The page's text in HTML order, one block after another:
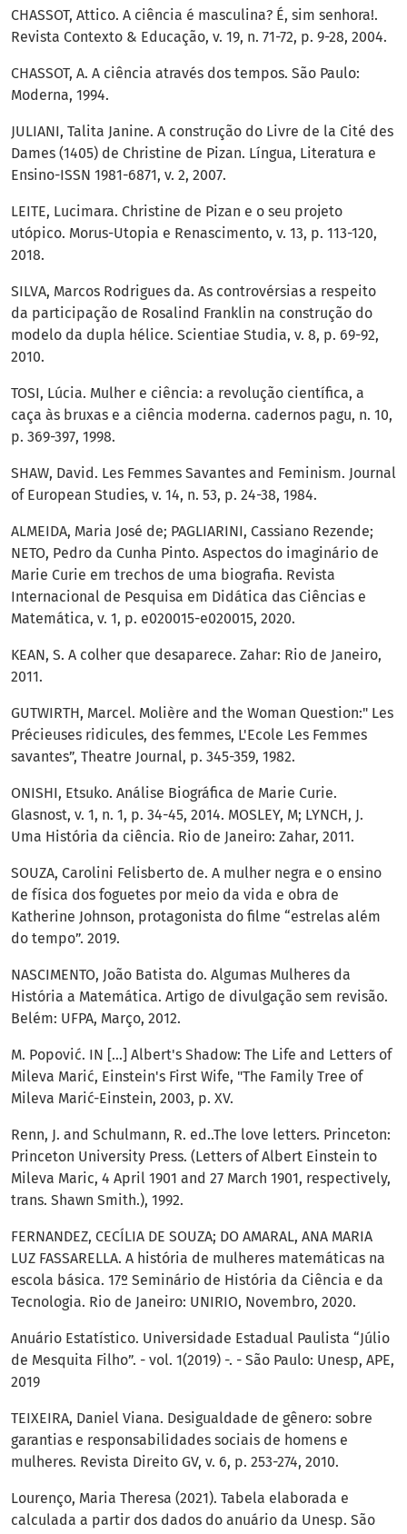
CHASSOT, Attico. A ciência é masculina? É, sim senhora!.
Revista Contexto & Educação, v. 19, n. 71-72, p. 9-28, 2004.
CHASSOT, A. A ciência através dos tempos. São Paulo:
Moderna, 1994.
JULIANI, Talita Janine. A construção do Livre de la Cité des
Dames (1405) de Christine de Pizan. Língua, Literatura e
Ensino-ISSN 1981-6871, v. 2, 2007.
LEITE, Lucimara. Christine de Pizan e o seu projeto
utópico. Morus-Utopia e Renascimento, v. 13, p. 113-120,
2018.
SILVA, Marcos Rodrigues da. As controvérsias a respeito
da participação de Rosalind Franklin na construção do
modelo da dupla hélice. Scientiae Studia, v. 8, p. 69-92,
2010.
TOSI, Lúcia. Mulher e ciência: a revolução científica, a
caça às bruxas e a ciência moderna. cadernos pagu, n. 10,
p. 369-397, 1998.
SHAW, David. Les Femmes Savantes and Feminism. Journal
of European Studies, v. 14, n. 53, p. 24-38, 1984.
ALMEIDA, Maria José de; PAGLIARINI, Cassiano Rezende;
NETO, Pedro da Cunha Pinto. Aspectos do imaginário de
Marie Curie em trechos de uma biografia. Revista
Internacional de Pesquisa em Didática das Ciências e
Matemática, v. 1, p. e020015-e020015, 2020.
KEAN, S. A colher que desaparece. Zahar: Rio de Janeiro,
2011.
GUTWIRTH, Marcel. Molière and the Woman Question:" Les
Précieuses ridicules, des femmes, L'Ecole Les Femmes
savantes”, Theatre Journal, p. 345-359, 1982.
ONISHI, Etsuko. Análise Biográfica de Marie Curie.
Glasnost, v. 1, n. 1, p. 34-45, 2014. MOSLEY, M; LYNCH, J.
Uma História da ciência. Rio de Janeiro: Zahar, 2011.
SOUZA, Carolini Felisberto de. A mulher negra e o ensino
de física dos foguetes por meio da vida e obra de
Katherine Johnson, protagonista do filme “estrelas além
do tempo”. 2019.
NASCIMENTO, João Batista do. Algumas Mulheres da
História a Matemática. Artigo de divulgação sem revisão.
Belém: UFPA, Março, 2012.
M. Popović. IN […] Albert's Shadow: The Life and Letters of
Mileva Marić, Einstein's First Wife, "The Family Tree of
Mileva Marić-Einstein, 2003, p. XV.
Renn, J. and Schulmann, R. ed..The love letters. Princeton:
Princeton University Press. (Letters of Albert Einstein to
Mileva Maric, 4 April 1901 and 27 March 1901, respectively,
trans. Shawn Smith.), 1992.
FERNANDEZ, CECÍLIA DE SOUZA; DO AMARAL, ANA MARIA
LUZ FASSARELLA. A história de mulheres matemáticas na
escola básica. 17º Seminário de História da Ciência e da
Tecnologia. Rio de Janeiro: UNIRIO, Novembro, 2020.
Anuário Estatístico. Universidade Estadual Paulista “Júlio
de Mesquita Filho”. - vol. 1(2019) -. - São Paulo: Unesp, APE,
2019
TEIXEIRA, Daniel Viana. Desigualdade de gênero: sobre
garantias e responsabilidades sociais de homens e
mulheres. Revista Direito GV, v. 6, p. 253-274, 2010.
Lourenço, Maria Theresa (2021). Tabela elaborada e
calculada a partir dos dados do anuário da Unesp. São